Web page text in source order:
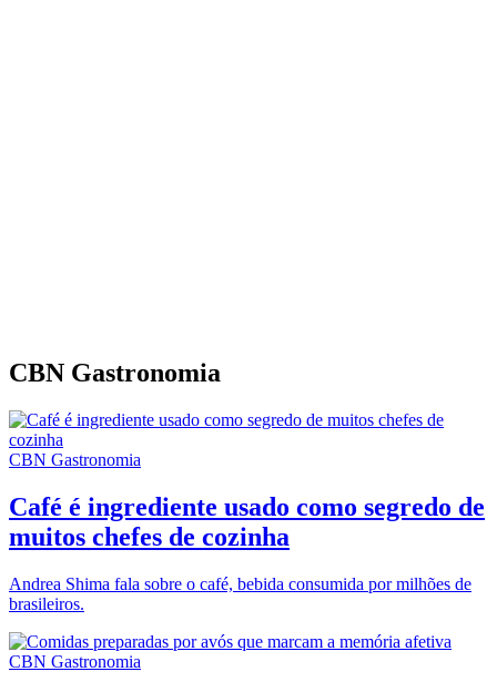
CBN Gastronomia
CBN Gastronomia
Café é ingrediente usado como segredo de
muitos chefes de cozinha
Andrea Shima fala sobre o café, bebida consumida por milhões de
brasileiros.
CBN Gastronomia